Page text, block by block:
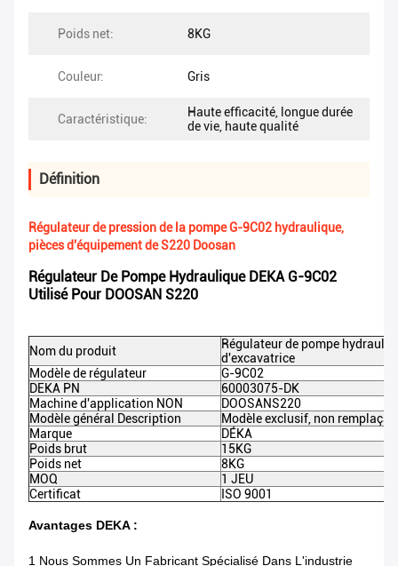
Poids net: 8KG
Couleur: Gris
Caractéristique:
Haute efficacité, longue durée
de vie, haute qualité
Définition
Régulateur de pression de la pompe G-9C02 hydraulique,
pièces d'équipement de S220 Doosan
Régulateur De Pompe Hydraulique DEKA G-9C02
Utilisé Pour DOOSAN S220
Nom du produit
Régulateur de pompe
d'excavatrice
Modèle de régulateur
G-9C02
DEKA PN
60003075-DK
Machine d'application NON
DOOSANS220
Modèle général Description
Modèle exclusif, non
Marque
DÉKA
Poids brut
15KG
Poids net
8KG
MOQ
1 JEU
Certificat
ISO 9001
Avantages DEKA :
1 Nous Sommes Un Fabricant Spécialisé Dans L'industrie